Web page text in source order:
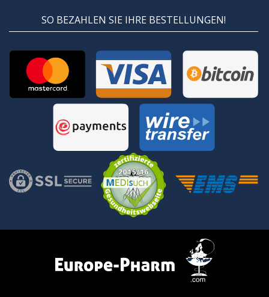
SO BEZAHLEN SIE IHRE BESTELLUNGEN!